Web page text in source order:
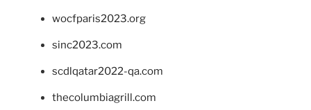
wocfparis2023.org
sinc2023.com
scdlqatar2022-qa.com
thecolumbiagrill.com